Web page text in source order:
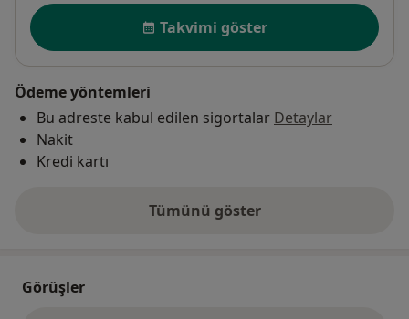
Uygunluk
Takvimi göster
Ödeme yöntemleri
Bu adreste kabul edilen sigortalar Detaylar
Nakit
Kredi kartı
Tümünü göster
adres hakkında
Görüşler